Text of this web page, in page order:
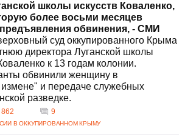
школы искусств Коваленко,
более восьми месяцев
обвинения, - СМИ
суд оккупированного Крыма
директора Луганской школы
к 13 годам колонии.
обвинили женщину в
измене" и передаче служебных
разведке.
862 9
В ОККУПИРОВАННОМ КРЫМУ